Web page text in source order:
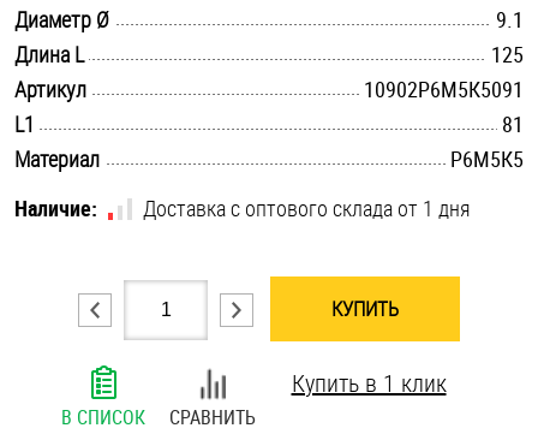
Хомуты
Шайбы
Шпильки
Шплинты
Диаметр Ø
9.1
Длина L
125
Артикул
10902Р6М5К5091
L1
81
Материал
Р6М5К5
Наличие:
Доставка с оптового склада от 1 дня
КУПИТЬ
В СПИСОК СРАВНИТЬ
Купить в 1 клик